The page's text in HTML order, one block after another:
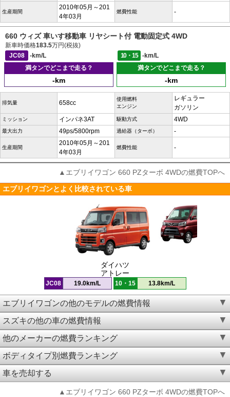
生産期間
2010年05月～201
4年03月
燃費性能 -
660 ウィズ 車いす移動車 リヤシート付 電動固定式 4WD
新車時価格183.5万円(税抜)
JC08
-km/L 10・15
-km/L
満タンでどこまで走る？
-km
満タンでどこまで走る？
-km
排気量 658cc
使用燃料
エンジン
レギュラー
ガソリン
ミッション インパネ3AT 駆動方式 4WD
最大出力 49ps/5800rpm 過給器（ターボ） -
生産期間
2010年05月～201
4年03月
燃費性能 -
▲エブリイワゴン 660 PZターボ 4WDの燃費TOPへ
エブリイワゴンとよく比較されている車
ダイハツ
アトレー
JC08 19.0km/L 10・15 13.8km/L
エブリイワゴンの他のモデルの燃費情報
スズキの他の車の燃費情報
他のメーカーの燃費ランキング
ボディタイプ別燃費ランキング
車を売却する
▲エブリイワゴン 660 PZターボ 4WDの燃費TOPへ